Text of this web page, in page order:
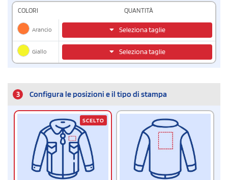
COLORI QUANTITÀ
Arancio Seleziona taglie
Giallo Seleziona taglie
3 Configura le posizioni e il tipo di stampa
SCELTO